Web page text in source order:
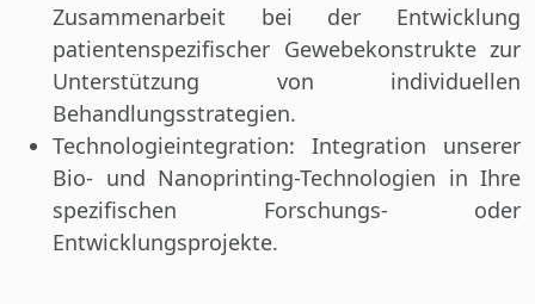
Zusammenarbeit bei der Entwicklung
patientenspezifischer Gewebekonstrukte zur
Unterstützung von individuellen
Behandlungsstrategien.
Technologieintegration: Integration unserer
Bio- und Nanoprinting-Technologien in Ihre
spezifischen Forschungs- oder
Entwicklungsprojekte.